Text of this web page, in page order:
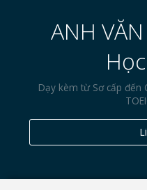
ANH
Dạy kèm từ Sơ cấp đến